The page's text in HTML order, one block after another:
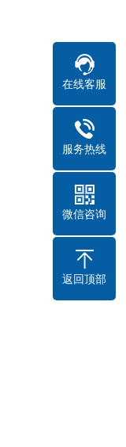
在线客服
服务热线
微信咨询
返回顶部